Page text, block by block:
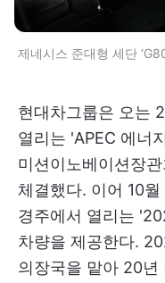
제네시스 준대형 세단
현대차그룹은 오는
열리는 'APEC 에너
미션이노베이션장
체결했다. 이어 10
경주에서 열리는
차량을 제공한다.
의장국을 맡아 20년